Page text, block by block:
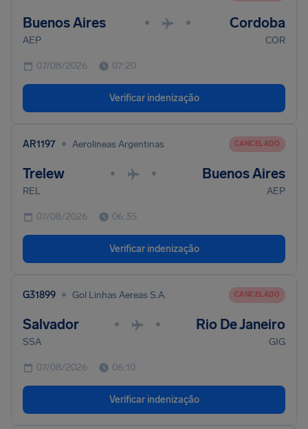
Buenos Aires • • Cordoba
AEP COR
07/08/2026 07:20
Verificar indenização
AR1197 • Aerolineas Argentinas CANCELADO
Trelew • • Buenos Aires
REL AEP
07/08/2026 06:35
Verificar indenização
G31899 • Gol Linhas Aereas S.A. CANCELADO
Salvador • • Rio De Janeiro
SSA GIG
07/08/2026 06:10
Verificar indenização